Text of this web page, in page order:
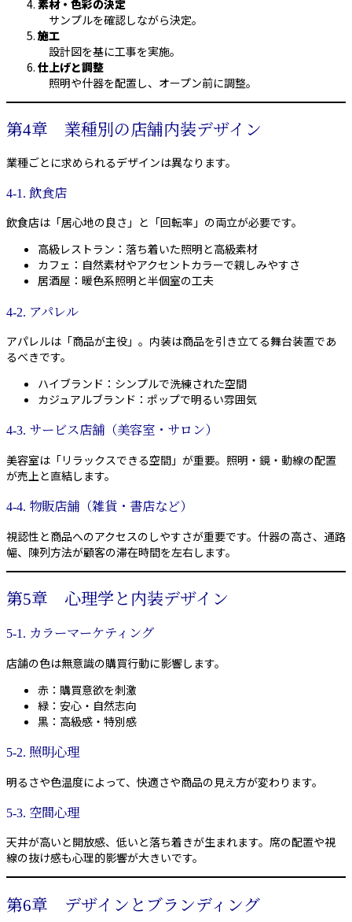
素材・色彩の決定
サンプルを確認しながら決定。
施工
設計図を基に工事を実施。
仕上げと調整
照明や什器を配置し、オープン前に調整。
第4章 業種別の店舗内装デザイン
業種ごとに求められるデザインは異なります。
4-1. 飲食店
飲食店は「居心地の良さ」と「回転率」の両立が必要です。
高級レストラン：落ち着いた照明と高級素材
カフェ：自然素材やアクセントカラーで親しみやすさ
居酒屋：暖色系照明と半個室の工夫
4-2. アパレル
アパレルは「商品が主役」。内装は商品を引き立てる舞台装置であ
るべきです。
ハイブランド：シンプルで洗練された空間
カジュアルブランド：ポップで明るい雰囲気
4-3. サービス店舗（美容室・サロン）
美容室は「リラックスできる空間」が重要。照明・鏡・動線の配置
が売上と直結します。
4-4. 物販店舗（雑貨・書店など）
視認性と商品へのアクセスのしやすさが重要です。什器の高さ、通路
幅、陳列方法が顧客の滞在時間を左右します。
第5章 心理学と内装デザイン
5-1. カラーマーケティング
店舗の色は無意識の購買行動に影響します。
赤：購買意欲を刺激
緑：安心・自然志向
黒：高級感・特別感
5-2. 照明心理
明るさや色温度によって、快適さや商品の見え方が変わります。
5-3. 空間心理
天井が高いと開放感、低いと落ち着きが生まれます。席の配置や視
線の抜け感も心理的影響が大きいです。
第6章 デザインとブランディング